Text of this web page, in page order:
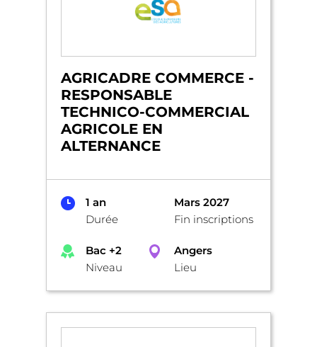
AGRICADRE COMMERCE -
RESPONSABLE
TECHNICO-COMMERCIAL
AGRICOLE EN
ALTERNANCE
1 an
Durée
Mars 2027
Fin inscriptions
Bac +2
Niveau
Angers
Lieu